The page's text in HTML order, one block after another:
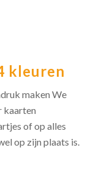
kleuren
maken We
kaarten
of op alles
op zijn plaats is.